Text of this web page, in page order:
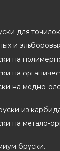
для
и
на
на
на медно-
из
на метало-
бруски.